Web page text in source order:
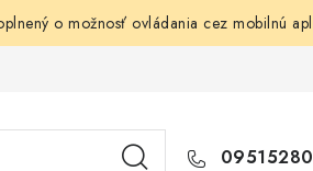
o možnosť ovládania cez mobilnú
ochrany osobných údajov